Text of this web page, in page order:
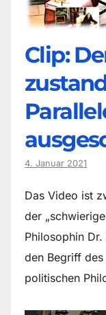
Clip:
4. Januar 2021
Das Video ist
der
Philosophin
den Begriff des
politischen